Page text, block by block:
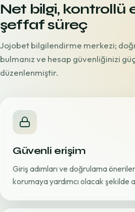
Net bilgi, kontrollü
şeffaf süreç
Jojobet bilgilendirme merkezi;
bulmanız ve hesap güvenliğinizi
düzenlenmiştir.
Güvenli erişim
Giriş adımları ve doğrulama
korumaya yardımcı olacak şekilde